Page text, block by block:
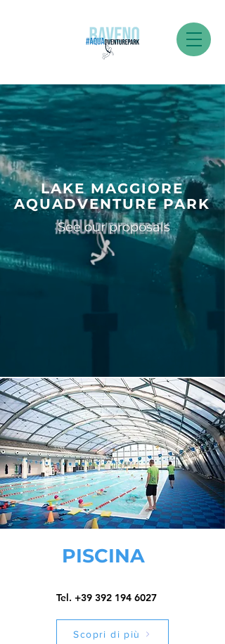
LAKE MAGGIORE
AQUADVENTURE PARK
See our proposals
PISCINA
Tel. +39 392 194 6027
Scopri di più